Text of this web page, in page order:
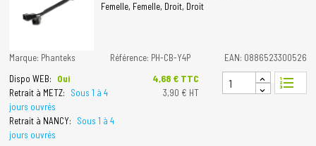
Femelle, Femelle, Droit, Droit
Marque: Phanteks Référence: PH-CB-Y4P
EAN: 0886523300526
Dispo WEB:
Oui
Retrait à METZ:
Sous 1 à 4
jours ouvrés
Retrait à NANCY:
Sous 1 à 4
jours ouvrés
Prix
4,68 € TTC
3,90 € HT
format_list_numbered